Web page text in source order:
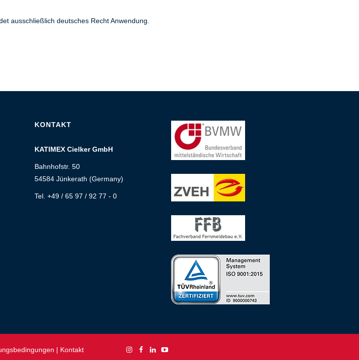
ausschließlich deutsches Recht Anwendung.
KONTAKT
KATIMEX Cielker GmbH
Bahnhofstr. 50
54584 Jünkerath (Germany)
Tel. +49 / 65 97 / 92 77 - 0
| Kontakt